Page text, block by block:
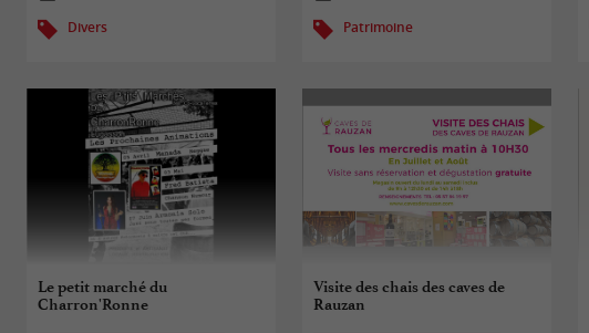
Divers Patrimoine
Le petit marché du
Charron'Ronne
Visite des chais des caves de
Rauzan